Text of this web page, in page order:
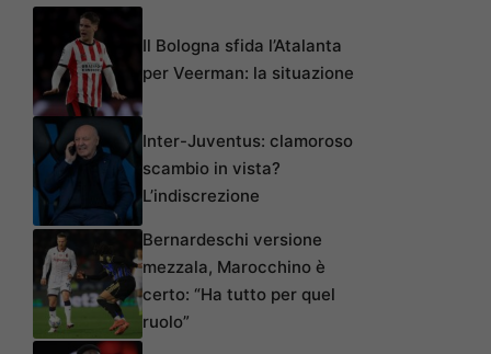
Il Bologna sfida l’Atalanta
per Veerman: la situazione
Inter-Juventus: clamoroso
scambio in vista?
L’indiscrezione
Bernardeschi versione
mezzala, Marocchino è
certo: “Ha tutto per quel
ruolo”